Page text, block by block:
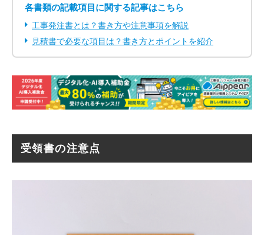
各書類の記載項目に関する記事はこちら
工事発注書とは？書き方や注意事項を解説
見積書で必要な項目は？書き方とポイントを紹介
受領書の注意点